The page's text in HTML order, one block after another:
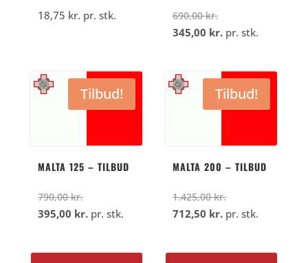
18,75 kr. pr. stk. 690,00kr.Den
oprindelige
690,00
kr..
345,00 kr. Den
er:
345,00
pr. stk.
Tilbud!
MALTA 125 – TILBUD
790,00kr.Den
oprindelige
395,00 kr.Den
pr. stk.
Tilbud!
MALTA 200 – TILBUD
1.425,00kr.Den
oprindelige
712,50 kr. Den
pr. stk.